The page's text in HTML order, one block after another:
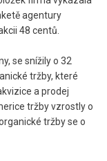
agentury
48 centů.
se snížily o 32
tržby, které
a prodej
tržby vzrostly o
tržby se o